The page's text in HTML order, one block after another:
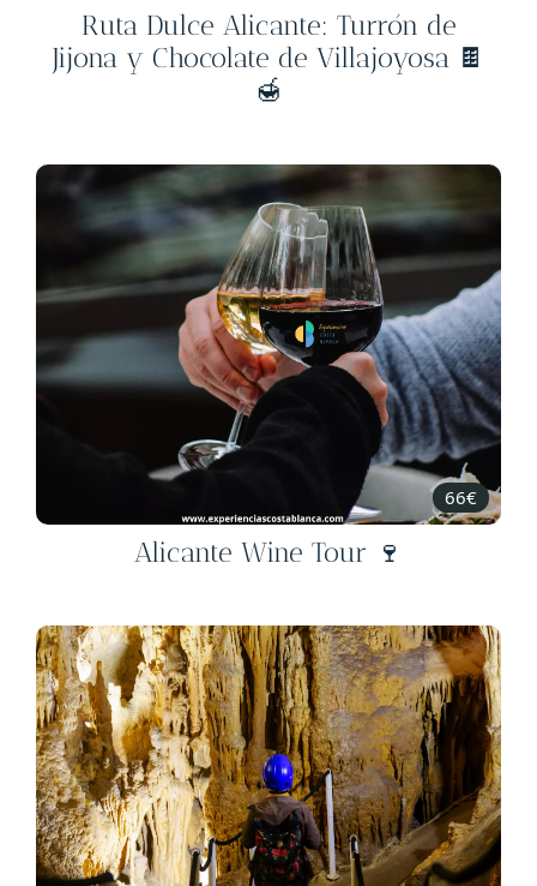
Ruta Dulce Alicante: Turrón de
Jijona y Chocolate de Villajoyosa 🍫
🍯
66€
Alicante Wine Tour 🍷